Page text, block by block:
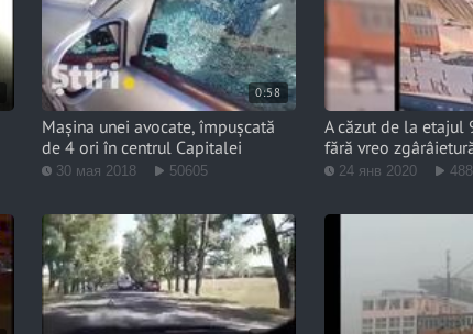
0:58
Mașina unei avocate, împușcată
de 4 ori în centrul Capitalei
30 мая 2018 50605
A căzut de la etajul
fără vreo
24 янв 2020